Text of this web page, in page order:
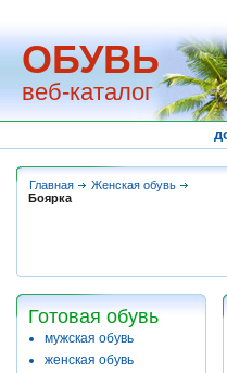
ОБУВЬ
веб-каталог
Главная
Женская обувь
Боярка
Готовая обувь
мужская обувь
женская обувь